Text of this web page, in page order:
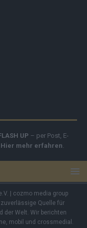
UP – per Post, E-
Hier mehr erfahren
| cozmo media group
Quelle für
der Welt. Wir berichten
mobil und crossmedial.